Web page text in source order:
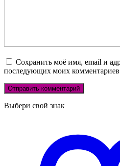
Сохранить моё имя, email и
последующих моих
Выбери свой знак